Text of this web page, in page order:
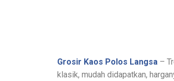
Grosir Kaos Polos Langsa –
klasik, mudah didapatkan,